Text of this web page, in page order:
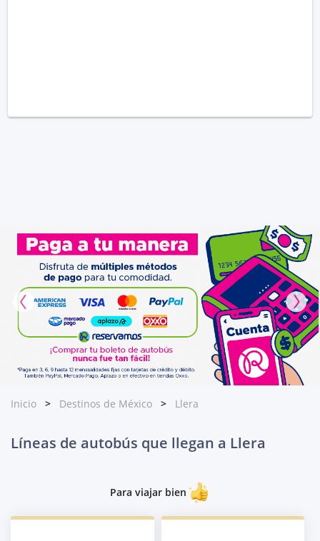
Inicio Destinos de México Llera
Líneas de autobús que llegan a Llera
Para viajar bien